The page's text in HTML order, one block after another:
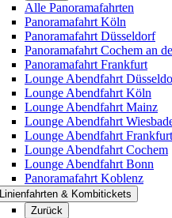
Alle Panoramafahrten
Panoramafahrt Köln
Panoramafahrt Düsseldorf
Panoramafahrt Cochem an
Panoramafahrt Frankfurt
Lounge Abendfahrt
Lounge Abendfahrt Köln
Lounge Abendfahrt Mainz
Lounge Abendfahrt
Lounge Abendfahrt Frankfurt
Lounge Abendfahrt Cochem
Lounge Abendfahrt Bonn
Panoramafahrt Koblenz
Linienfahrten & Kombitickets
Zurück